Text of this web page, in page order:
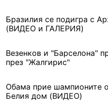
Бразилия се подигра с
(ВИДЕО и ГАЛЕРИЯ)
Везенков и "Барселона"
през "Жалгирис"
Обама прие шампионите
Белия дом (ВИДЕО)